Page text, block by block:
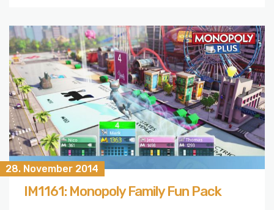
28. November 2014
IM1161: Monopoly Family Fun Pack